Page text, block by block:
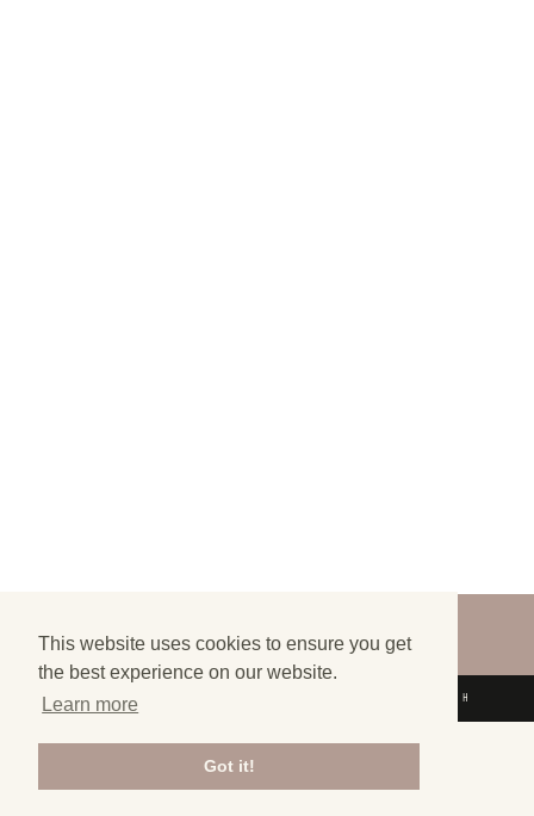
This website uses cookies to ensure you get
the best experience on our website.
Learn more
Got it!
RESERVED
SYDTECH